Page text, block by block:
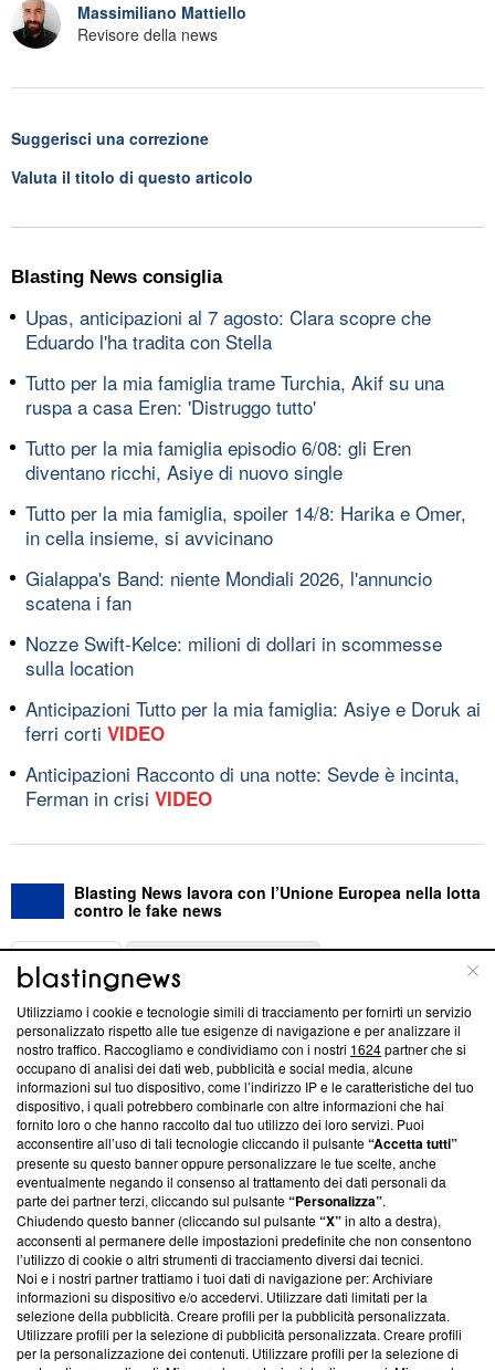
Massimiliano Mattiello
Revisore della news
Suggerisci una correzione
Valuta il titolo di questo articolo
Blasting News consiglia
Upas, anticipazioni al 7 agosto: Clara scopre che
Eduardo l'ha tradita con Stella
Tutto per la mia famiglia trame Turchia, Akif su una
ruspa a casa Eren: 'Distruggo tutto'
Tutto per la mia famiglia episodio 6/08: gli Eren
diventano ricchi, Asiye di nuovo single
Tutto per la mia famiglia, spoiler 14/8: Harika e Omer,
in cella insieme, si avvicinano
Gialappa's Band: niente Mondiali 2026, l'annuncio
scatena i fan
Nozze Swift-Kelce: milioni di dollari in scommesse
sulla location
Anticipazioni Tutto per la mia famiglia: Asiye e Doruk ai
ferri corti VIDEO
Anticipazioni Racconto di una notte: Sevde è incinta,
Ferman in crisi VIDEO
Blasting News lavora con l’Unione Europea nella lotta
contro le fake news
ABOUT
Questa sezione offre informazioni trasparenti su Blasting
News, sui nostri processi editoriali e su come ci impegniamo a
creare news di qualità. Inoltre, afferma la nostra aderenza a
‘Trust Project - News with Integrity’Blasting News non è
ancora membro del programma, ma ha richiesto di farne
parte; Trust Project non ha ancora effettuato una verifica di
conformità agli standard.
Su di noi
Team editoriale
Corporate
Redazione
Informativa Privacy
Utilizziamo i cookie e tecnologie simili di tracciamento per fornirti un servizio
personalizzato rispetto alle tue esigenze di navigazione e per analizzare il
nostro traffico. Raccogliamo e condividiamo con i nostri 1624partner che si
occupano di analisi dei dati web, pubblicità e social media, alcune
informazioni sul tuo dispositivo, come l’indirizzo IP e le caratteristiche del tuo
dispositivo, i quali potrebbero combinarle con altre informazioni che hai
fornito loro o che hanno raccolto dal tuo utilizzo dei loro servizi. Puoi
acconsentire all’uso di tali tecnologie cliccando il pulsante“Accetta tutti”
presente su questo banner oppure personalizzare le tue scelte, anche
eventualmente negando il consenso al trattamento dei dati personali da
parte dei partner terzi, cliccando sul pulsante“Personalizza”.
Chiudendo questo banner (cliccando sul pulsante“X”in alto a destra),
acconsenti al permanere delle impostazioni predefinite che non consentono
l’utilizzo di cookie o altri strumenti di tracciamento diversi dai tecnici.
Noi e i nostri partner trattiamo i tuoi dati di navigazione per: Archiviare
informazioni su dispositivo e/o accedervi. Utilizzare dati limitati per la
selezione della pubblicità. Creare profili per la pubblicità personalizzata.
Utilizzare profili per la selezione di pubblicità personalizzata. Creare profili
per la personalizzazione dei contenuti. Utilizzare profili per la selezione di